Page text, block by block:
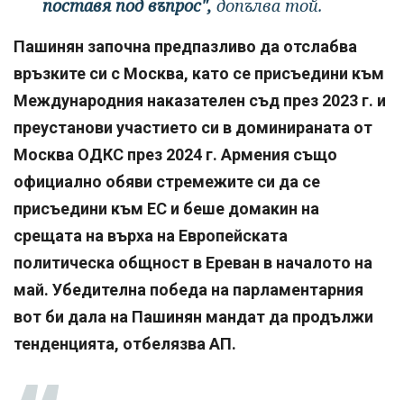
поставя под въпрос", допълва той.
Пашинян започна предпазливо да отслабва
връзките си с Москва, като се присъедини към
Международния наказателен съд през 2023 г. и
преустанови участието си в доминираната от
Москва ОДКС през 2024 г. Армения също
официално обяви стремежите си да се
присъедини към ЕС и беше домакин на
срещата на върха на Европейската
политическа общност в Ереван в началото на
май. Убедителна победа на парламентарния
вот би дала на Пашинян мандат да продължи
тенденцията, отбелязва АП.